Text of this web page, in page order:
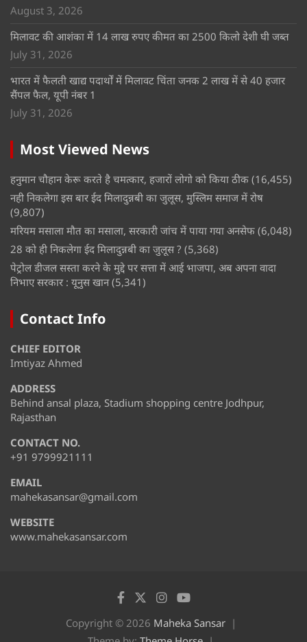
August 3, 2026
मिलावट की आशंका में 14 लाख रुपए कीमत का 2500 किलो देशी घी जब्त
July 31, 2026
भारत में फैलती खाद्य पदार्थों में मिलावट चिंता जनक 2 लाख में से 40 हजार
सैंपल फैल, यूपी नंबर 1
July 31, 2026
Most Viewed News
हनुमान चौहान केरू करते है चमत्कार, हजारों लोगो को किया ठीक (16,455)
नही निकलेगा इस बार ईद मिलादुन्नबी का जुलूस, मुस्लिम समाज में रोष
(9,807)
मरियम मसाला मौत का मसाला, सरकारी जांच में पाया गया अनसेफ (6,048)
28 को ही निकलेगा ईद मिलादुन्नबी का जुलूस ? (5,368)
पेट्रोल डीजल सस्ता करने के मुद्दे पर सत्ता में आई भाजपा, अब अपना वादा
निभाए सरकार : यूनुस खान (5,341)
Contact Info
CHIEF EDITOR
Imtiyaz Ahmed
ADDRESS
Behind ansal plaza, Stadium shopping centre Jodhpur,
Rajasthan
CONTACT NO.
+91 9799921111
EMAIL
mahekasansar@gmail.com
WEBSITE
www.mahekasansar.com
Copyright © 2026 Maheka Sansar